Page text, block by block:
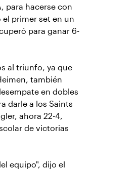
para hacerse con
el primer set en un
para ganar 6-
al triunfo, ya que
también
en dobles
darle a los Saints
ahora 22-4,
de victorias
equipo", dijo el